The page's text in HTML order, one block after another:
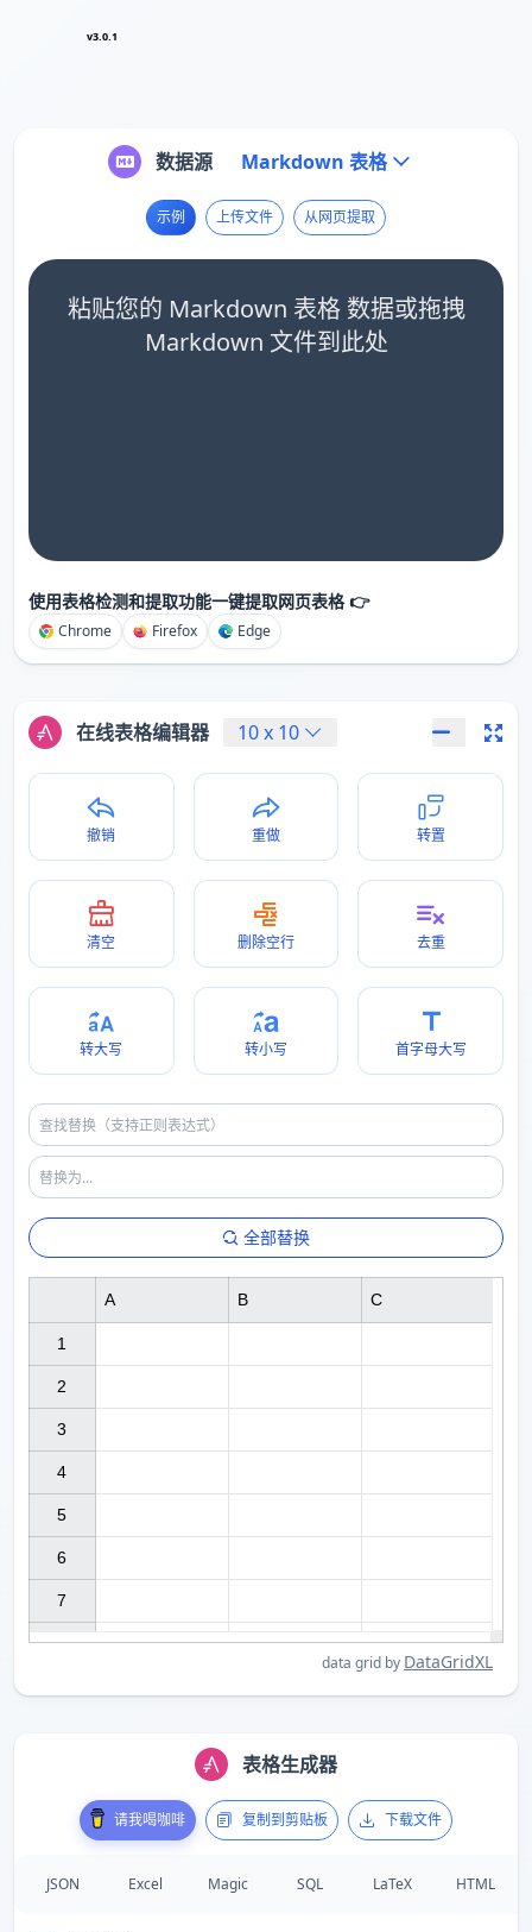
v3.0.1
数据源 Markdown 表格
示例 上传文件 从网页提取
粘贴您的 Markdown 表格 数据或拖拽
Markdown 文件到此处
使用表格检测和提取功能一键提取网页表格 👉
Chrome Firefox Edge
在线表格编辑器 10x 10
撤销 重做 转置
清空 删除空行 去重
转大写 转小写 首字母大写
全部替换
data grid by DataGridXL
1
2
3
4
5
6
7
A B C
表格生成器
请我喝咖啡 复制到剪贴板 下载文件
JSON Excel Magic SQL LaTeX HTML